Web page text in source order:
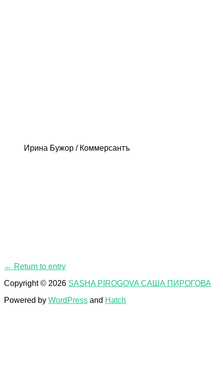
Ирина Бужор / Коммерсантъ
← Return to entry
Copyright © 2026 SASHA PIROGOVA САША ПИРОГОВА
Powered by WordPress and Hatch